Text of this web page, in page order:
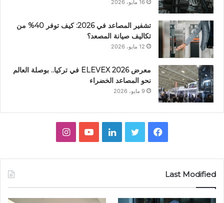
16 مايو، 2026
تشفير المصاعد في 2026: كيف توفر 40% من
تكاليف صيانة المصعد؟
12 مايو، 2026
معرض ELEVEX 2026 في تركيا.. بوصلة العالم
نحو المصاعد الخضراء
9 مايو، 2026
ب
ت
ك
ي
ت
Last Modified